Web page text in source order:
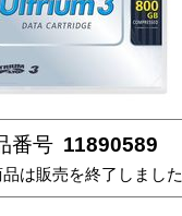
番号 11890589
は販売を終了しました